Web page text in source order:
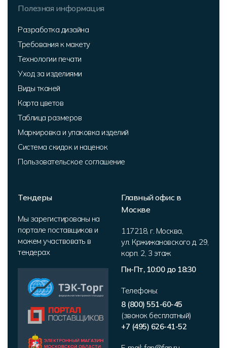
Полезная информация
Разработка дизайна
Требования к макету
Технологии печати
Уход за изделиями
Виды тканей
Карта цветов
Таблица размеров
Маркировка и упаковка изделий
Система скидок и наценок
Пользовательское соглашение
Тендеры
Мы зарегистированы на
портале поставщиков и
можем участвовать в
тендерах
Главный офис в
Москве
117218, г. Москва,
ул. Кржижановского д. 29,
корп. 2, 3 этаж
Пн-Пт, 10:00 до 18:30
Телефоны:
8 (800) 551-60-45
(звонок бесплатный)
+7 (495) 626-41-52